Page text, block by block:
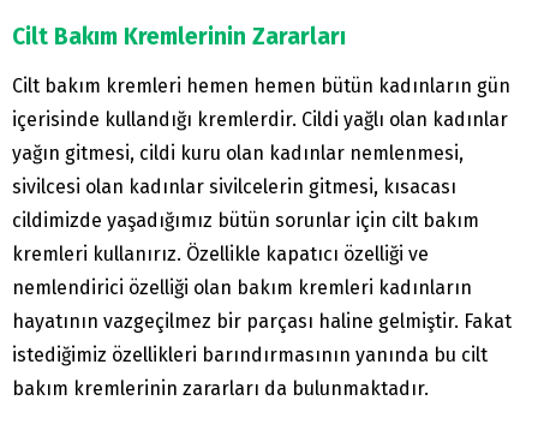
Cilt Bakım Kremlerinin Zararları
Cilt bakım kremleri hemen hemen bütün kadınların gün
içerisinde kullandığı kremlerdir. Cildi yağlı olan kadınlar
yağın gitmesi, cildi kuru olan kadınlar nemlenmesi,
sivilcesi olan kadınlar sivilcelerin gitmesi, kısacası
cildimizde yaşadığımız bütün sorunlar için cilt bakım
kremleri kullanırız. Özellikle kapatıcı özelliği ve
nemlendirici özelliği olan bakım kremleri kadınların
hayatının vazgeçilmez bir parçası haline gelmiştir. Fakat
istediğimiz özellikleri barındırmasının yanında bu cilt
bakım kremlerinin zararları da bulunmaktadır.